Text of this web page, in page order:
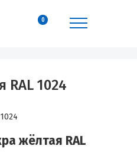
0
RAL 1024
жёлтая RAL